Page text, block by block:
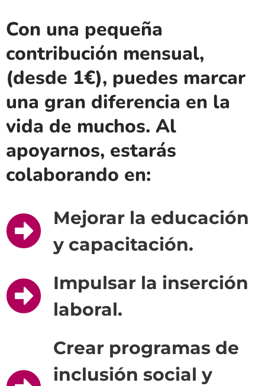
Con una pequeña
contribución mensual,
(desde 1€), puedes marcar
una gran diferencia en la
vida de muchos. Al
apoyarnos, estarás
colaborando en:
Mejorar la educación
y capacitación.
Impulsar la inserción
laboral.
Crear programas de
inclusión social y